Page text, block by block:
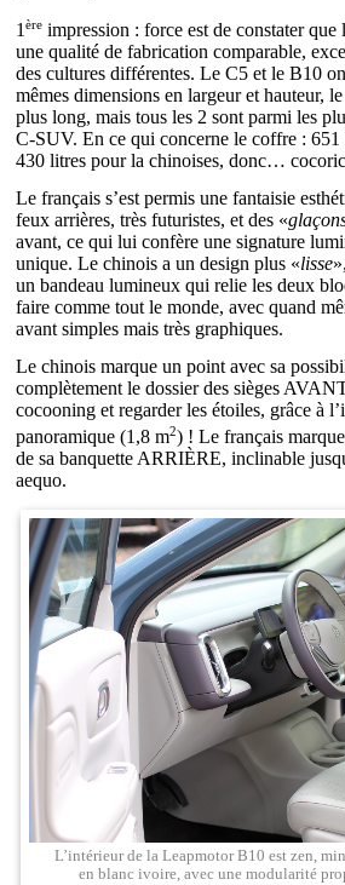
1ère impression : force est de constater
une qualité de fabrication comparable,
des cultures différentes. Le C5 et le B10
mêmes dimensions en largeur et hauteur,
plus long, mais tous les 2 sont parmi les
C-SUV. En ce qui concerne le coffre : 651
430 litres pour la chinoises, donc…
Le français s’est permis une fantaisie
feux arrières, très futuristes, et des «
avant, ce qui lui confère une signature
unique. Le chinois a un design plus «lisse
un bandeau lumineux qui relie les deux
faire comme tout le monde, avec quand
avant simples mais très graphiques.
Le chinois marque un point avec sa
complètement le dossier des sièges
cocooning et regarder les étoiles, grâce à
panoramique (1,8 m2) ! Le français
de sa banquette ARRIÈRE, inclinable
aequo.
L’intérieur de la Leapmotor B10 est zen,
en blanc ivoire, avec une modularité